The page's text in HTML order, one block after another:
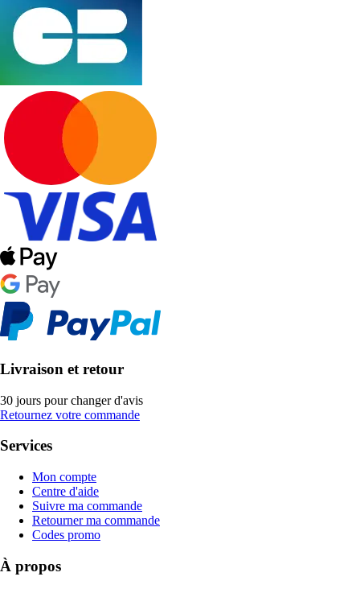
Livraison et retour
30 jours pour changer d'avis
Retournez votre commande
Services
Mon compte
Centre d'aide
Suivre ma commande
Retourner ma commande
Codes promo
À propos